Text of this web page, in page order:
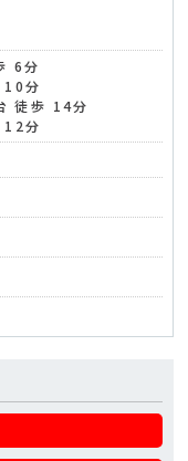
6分
10分
徒歩 14分
12分